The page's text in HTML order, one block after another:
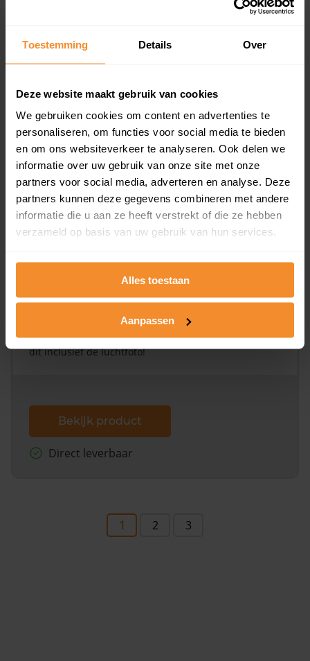
Toestemming Details Over
Deze website maakt gebruik van cookies
We gebruiken cookies om content en advertenties te
personaliseren, om functies voor social media te bieden
en om ons websiteverkeer te analyseren. Ook delen we
informatie over uw gebruik van onze site met onze
partners voor social media, adverteren en analyse. Deze
partners kunnen deze gegevens combineren met andere
informatie die u aan ze heeft verstrekt of die ze hebben
verzameld op basis van uw gebruik van hun services.
Alles toestaan
Aanpassen
Koopsommenoverzicht (1 jaar gratis
Inclusief 1 jaar gratis updates
inclusief een jaar lang gratis updates van nieuwe
koopsommen.
Bekijk product
Direct leverbaar
Kadastrale kaart pakket
Alleen globale ligging perceel
Een uitgebreid overzicht van het perceel en
omliggende percelen met de kadastrale erfgrenzen,
dit inclusief de luchtfoto!
Bekijk product
Direct leverbaar
1 2 3